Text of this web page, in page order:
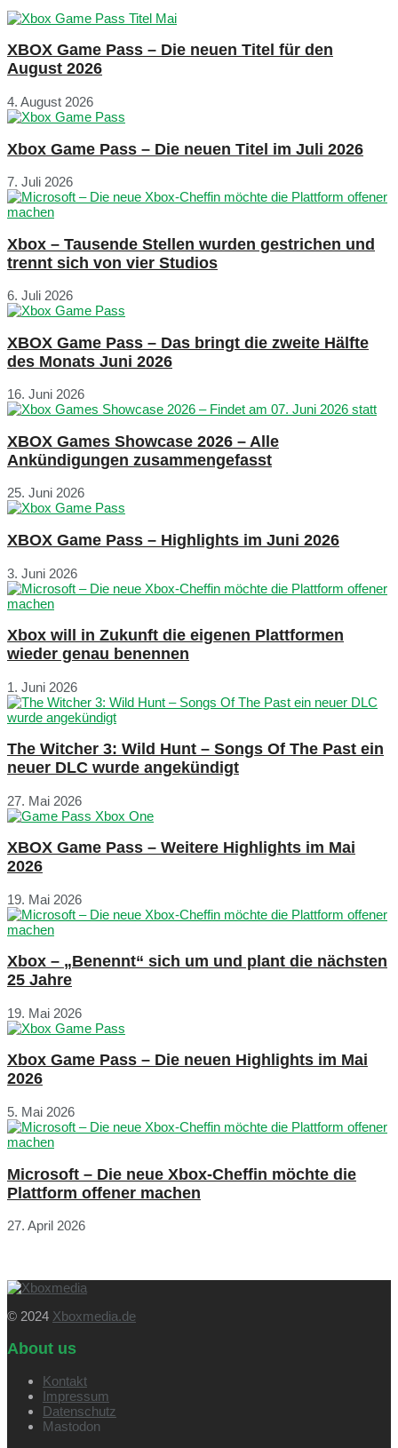
XBOX Game Pass – Die neuen Titel für den
August 2026
4. August 2026
Xbox Game Pass – Die neuen Titel im Juli 2026
7. Juli 2026
Xbox – Tausende Stellen wurden gestrichen und
trennt sich von vier Studios
6. Juli 2026
XBOX Game Pass – Das bringt die zweite Hälfte
des Monats Juni 2026
16. Juni 2026
XBOX Games Showcase 2026 – Alle
Ankündigungen zusammengefasst
25. Juni 2026
XBOX Game Pass – Highlights im Juni 2026
3. Juni 2026
Xbox will in Zukunft die eigenen Plattformen
wieder genau benennen
1. Juni 2026
The Witcher 3: Wild Hunt – Songs Of The Past ein
neuer DLC wurde angekündigt
27. Mai 2026
XBOX Game Pass – Weitere Highlights im Mai
2026
19. Mai 2026
Xbox – „Benennt“ sich um und plant die nächsten
25 Jahre
19. Mai 2026
Xbox Game Pass – Die neuen Highlights im Mai
2026
5. Mai 2026
Microsoft – Die neue Xbox-Cheffin möchte die
Plattform offener machen
27. April 2026
© 2024 Xboxmedia.de
About us
Kontakt
Impressum
Datenschutz
Mastodon